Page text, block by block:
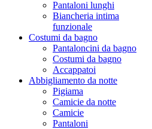
Pantaloni lunghi
Biancheria intima
funzionale
Costumi da bagno
Pantaloncini da bagno
Costumi da bagno
Accappatoi
Abbigliamento da notte
Pigiama
Camicie da notte
Camicie
Pantaloni